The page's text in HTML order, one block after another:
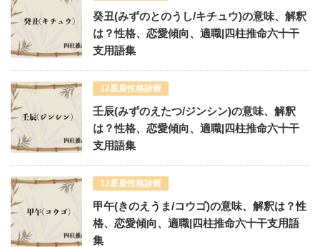
癸丑(みずのとのうし/キチュウ)の意味、解釈
は？性格、恋愛傾向、適職|四柱推命六十干
支用語集
12星座性格診断
壬辰(みずのえたつ/ジンシン)の意味、解釈
は？性格、恋愛傾向、適職|四柱推命六十干
支用語集
12星座性格診断
甲午(きのえうま/コウゴ)の意味、解釈は？性
格、恋愛傾向、適職|四柱推命六十干支用語
集